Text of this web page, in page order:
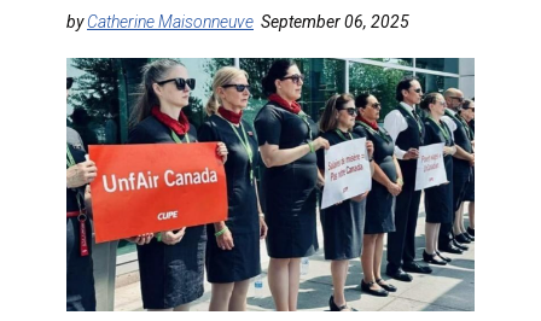
DESTINATIONS
AGENTS DE VOYAGE
FORMATION & RESSOURCES
byCatherine Maisonneuve September 06, 2025